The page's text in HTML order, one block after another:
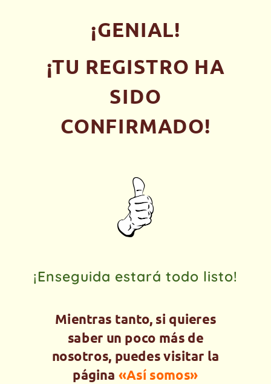
¡GENIAL!
¡TU REGISTRO HA
SIDO
CONFIRMADO!
¡Enseguida estará todo listo!
Mientras tanto, si quieres
saber un poco más de
nosotros, puedes visitar la
página «Así somos»